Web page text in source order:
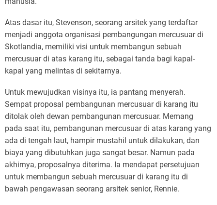
Atas dasar itu, Stevenson, seorang arsitek yang terdaftar
menjadi anggota organisasi pembangungan mercusuar di
Skotlandia, memiliki visi untuk membangun sebuah
mercusuar di atas karang itu, sebagai tanda bagi kapal-
kapal yang melintas di sekitarnya.
Untuk mewujudkan visinya itu, ia pantang menyerah.
Sempat proposal pembangunan mercusuar di karang itu
ditolak oleh dewan pembangunan mercusuar. Memang
pada saat itu, pembangunan mercusuar di atas karang yang
ada di tengah laut, hampir mustahil untuk dilakukan, dan
biaya yang dibutuhkan juga sangat besar. Namun pada
akhirnya, proposalnya diterima. Ia mendapat persetujuan
untuk membangun sebuah mercusuar di karang itu di
bawah pengawasan seorang arsitek senior, Rennie.